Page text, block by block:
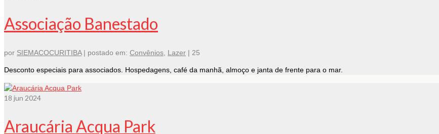
Associação Banestado
por SIEMACOCURITIBA| postado em: Convênios Lazer | 25
Desconto especiais para associados. Hospedagens, café da manhã, almoço e janta de frente para o mar.
18 jun 2024
Araucária Acqua Park